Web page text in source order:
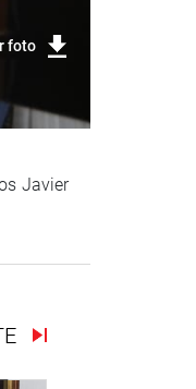
foto
Javier